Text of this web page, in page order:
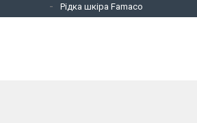
Рідка шкіра Famaco